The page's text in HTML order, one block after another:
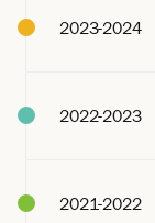
2023-2024
2022-2023
2021-2022